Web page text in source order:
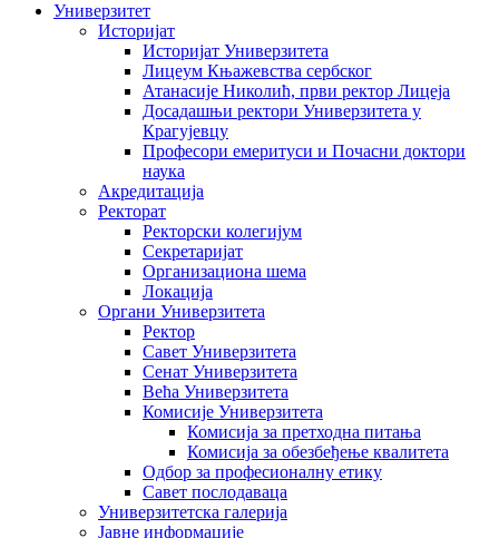
Универзитет
Историјат
Историјат Универзитета
Лицеум Књажевства сербског
Атанасије Николић, први ректор Лицеја
Досадашњи ректори Универзитета у
Крагујевцу
Професори емеритуси и Почасни доктори
наука
Акредитација
Ректорат
Ректорски колегијум
Секретаријат
Организациона шема
Локација
Органи Универзитета
Ректор
Савет Универзитета
Сенат Универзитета
Већа Универзитета
Комисије Универзитета
Комисија за претходна питања
Комисија за обезбеђење квалитета
Одбор за професионалну етику
Савет послодаваца
Универзитетска галерија
Јавне информације